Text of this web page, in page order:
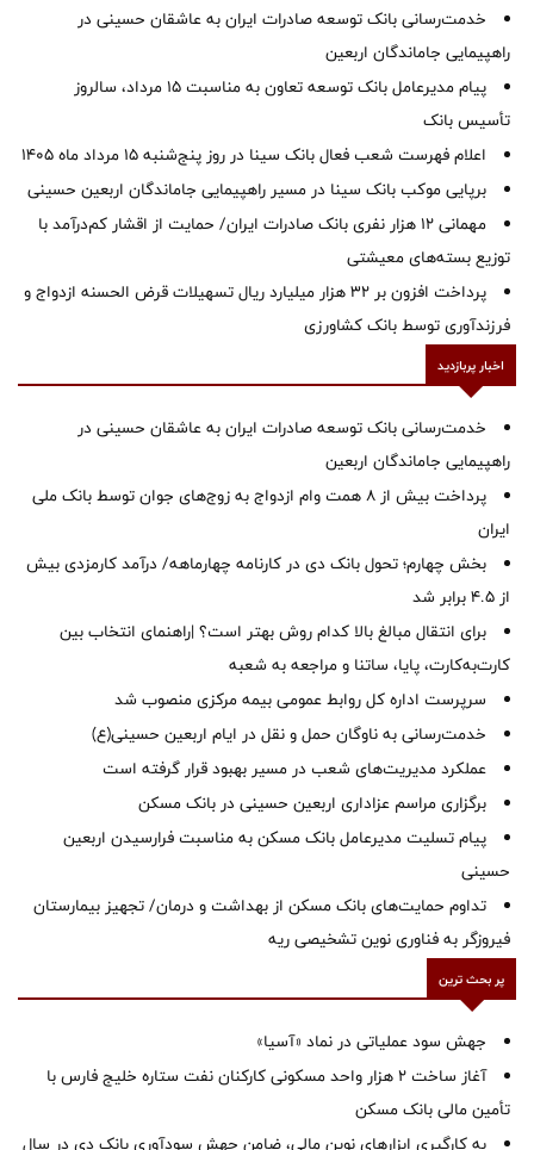
خدمت‌رسانی بانک توسعه صادرات ایران به عاشقان حسینی در
راهپیمایی جاماندگان اربعین
پیام مدیرعامل بانک توسعه تعاون به مناسبت 15 مرداد، سالروز
تأسیس بانک
اعلام فهرست شعب فعال بانک سینا در روز پنج‌شنبه 15 مرداد ماه 1405
برپایی موکب بانک سینا در مسیر راهپیمایی جاماندگان اربعین حسینی
مهمانی ۱۲ هزار نفری بانک صادرات ایران/ حمایت از اقشار کم‌درآمد با
توزیع بسته‌های معیشتی
پرداخت افزون بر 32 هزار میلیارد ریال تسهیلات قرض الحسنه ازدواج و
فرزندآوری توسط بانک کشاورزی
اخبار پربازدید
خدمت‌رسانی بانک توسعه صادرات ایران به عاشقان حسینی در
راهپیمایی جاماندگان اربعین
پرداخت بیش از ۸ همت وام ازدواج به زوج‌های جوان توسط بانک ملی
ایران
بخش چهارم؛ تحول بانک دی در کارنامه چهارماهه/ درآمد کارمزدی بیش
از ۴.۵ برابر شد
برای انتقال مبالغ بالا کدام روش بهتر است؟ |راهنمای انتخاب بین
کارت‌به‌کارت، پایا، ساتنا و مراجعه به شعبه
سرپرست اداره کل روابط عمومی بیمه مرکزی منصوب شد
خدمت‌رسانی به ناوگان حمل و نقل در ایام اربعین حسینی(ع)
عملکرد مدیریت‌های شعب در مسیر بهبود قرار گرفته است
برگزاری مراسم عزاداری اربعین حسینی در بانک مسکن
پیام تسلیت مدیرعامل بانک مسکن به مناسبت فرارسیدن اربعین
حسینی
تداوم حمایت‌های بانک مسکن از بهداشت و درمان/ تجهیز بیمارستان
فیروزگر به فناوری نوین تشخیصی ریه
پر بحث ترین
جهش سود عملیاتی در نماد «آسیا»
آغاز ساخت ۲ هزار واحد مسکونی کارکنان نفت ستاره خلیج فارس با
تأمین مالی بانک مسکن